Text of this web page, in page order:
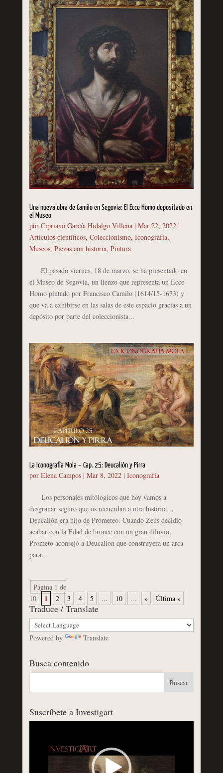
Una nueva obra de Camilo en Segovia: El Ecce Homo depositado en
el Museo
por Cipriano García Hidalgo Villena| Mar 22, 2022|
Artículos científicos, Coleccionismo, Iconografía,
Museos, Piezas con historia, Pintura
El pasado viernes, 18 de marzo, se ha presentado en
el Museo de Segovia, un lienzo que representa un Ecce
Homo pintado por Francisco Camilo (1614/15-1673) y
que va a exhibirse en las salas de este espacio gracias a un
depósito por parte del coleccionista...
La Iconografía Mola – Cap. 25: Deucalión y Pirra
por Elena Campos| Mar 8, 2022| Iconografía
Los personajes mitólogicos que hoy vamos a
desgranar seguro que os recuerdan a otra historia…
Deucalión era hijo de Prometeo. Cuando Zeus decidió
acabar con la Edad de bronce con un gran diluvio,
Prometo aconsejó a Deucalion que construyera un arca
para...
Página 1 de
10
1 2 3 4 5 ... 10 ... » Última »
Traduce / Translate
Powered by Translate
Busca contenido
Suscríbete a Investigart